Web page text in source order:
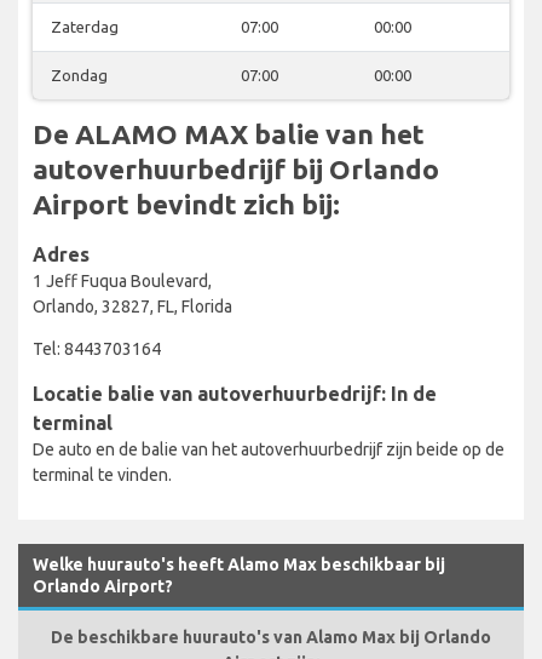
Zaterdag 07:00 00:00
Zondag 07:00 00:00
De ALAMO MAX balie van het
autoverhuurbedrijf bij Orlando
Airport bevindt zich bij:
Adres
1 Jeff Fuqua Boulevard,
Orlando, 32827, FL, Florida
Tel: 8443703164
Locatie balie van autoverhuurbedrijf: In de
terminal
De auto en de balie van het autoverhuurbedrijf zijn beide op de
terminal te vinden.
Welke huurauto's heeft Alamo Max beschikbaar bij
Orlando Airport?
De beschikbare huurauto's van Alamo Max bij Orlando